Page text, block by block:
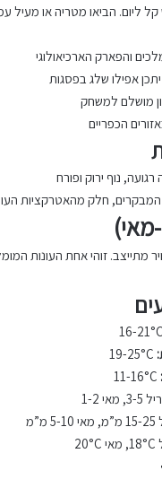
ליום. הביאו מטריה או מעיל
והפארק הארכיאולוגי
אפילו שלג בפסגות
מושלם למשחק
הכפריים
רגועה, נוף ירוק ופורח
חלק מהאטרקציות
מתייצב. זוהי אחת העונות